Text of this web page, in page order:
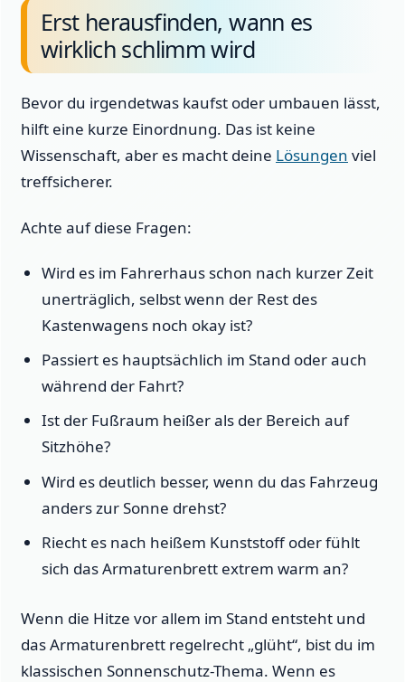
Erst herausfinden, wann es
wirklich schlimm wird
Bevor du irgendetwas kaufst oder umbauen lässt,
hilft eine kurze Einordnung. Das ist keine
Wissenschaft, aber es macht deine Lösungen viel
treffsicherer.
Achte auf diese Fragen:
Wird es im Fahrerhaus schon nach kurzer Zeit
unerträglich, selbst wenn der Rest des
Kastenwagens noch okay ist?
Passiert es hauptsächlich im Stand oder auch
während der Fahrt?
Ist der Fußraum heißer als der Bereich auf
Sitzhöhe?
Wird es deutlich besser, wenn du das Fahrzeug
anders zur Sonne drehst?
Riecht es nach heißem Kunststoff oder fühlt
sich das Armaturenbrett extrem warm an?
Wenn die Hitze vor allem im Stand entsteht und
das Armaturenbrett regelrecht „glüht“, bist du im
klassischen Sonnenschutz-Thema. Wenn es